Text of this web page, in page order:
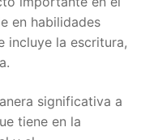
en habilidades
incluye la escritura,
significativa a
tiene en la